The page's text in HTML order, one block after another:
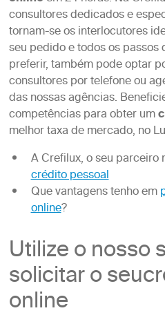
consultores dedicados e
tornam-se os interlocutores
seu pedido e todos os passos
preferir, também pode optar
consultores por telefone ou
das nossas agências.
competências para obter um
melhor taxa de mercado, no
A Crefilux, o seu
crédito pessoal
Que vantagens tenho em
online?
Utilize o nosso
solicitar o
online